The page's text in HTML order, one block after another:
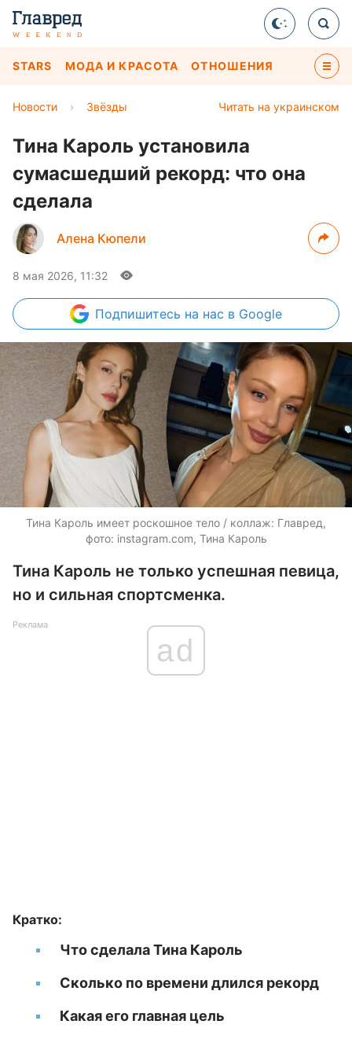
STARS МОДА И КРАСОТА ОТНОШЕНИЯ
Читать на украинском
Новости › Звёзды
Тина Кароль установила
сумасшедший рекорд: что она
сделала
Алена Кюпели
8 мая 2026, 11:32
Подпишитесь на нас в Google
Тина Кароль имеет роскошное тело / коллаж: Главред,
фото: instagram.com, Тина Кароль
Тина Кароль не только успешная певица,
но и сильная спортсменка.
Реклама
ad
Кратко:
Что сделала Тина Кароль
Сколько по времени длился рекорд
Какая его главная цель